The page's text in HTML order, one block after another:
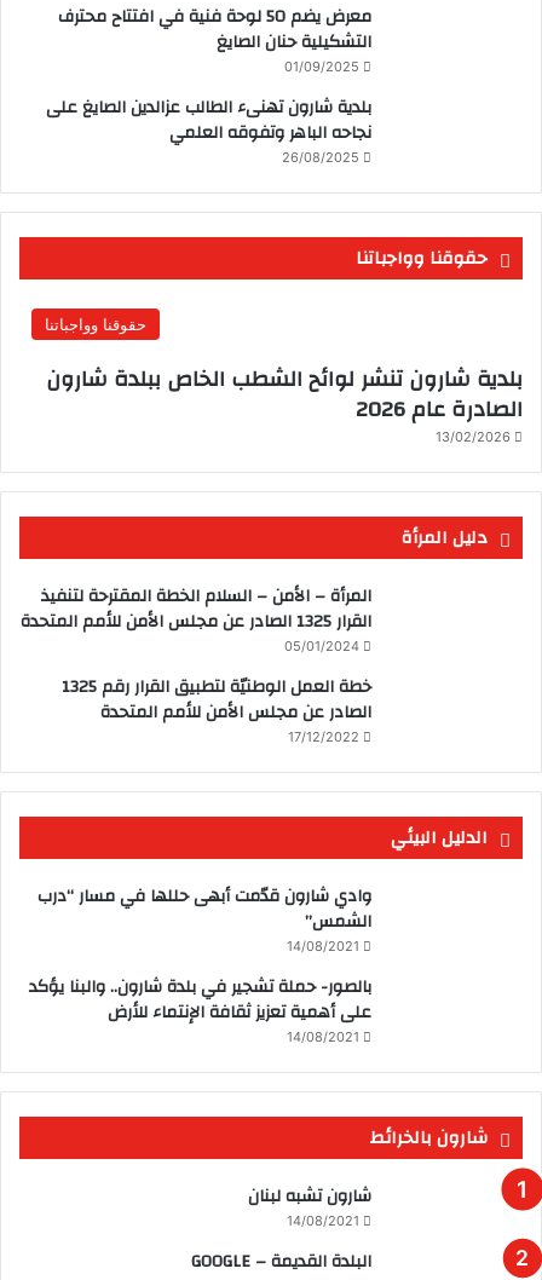
معرض يضم 50 لوحة فنية في افتتاح محترف
التشكيلية حنان الصايغ
01/09/2025
بلدية شارون تهنىء الطالب عزالدين الصايغ على
نجاحه الباهر وتفوقه العلمي
26/08/2025
حقوقنا وواجباتنا
حقوقنا وواجباتنا
بلدية شارون تنشر لوائح الشطب الخاص ببلدة شارون
الصادرة عام 2026
13/02/2026
دليل المرأة
المرأة – الأمن – السلام الخطة المقترحة لتنفيذ
القرار 1325 الصادر عن مجلس الأمن للأمم المتحدة
05/01/2024
خطة العمل الوطنيّة لتطبيق القرار رقم 1325
الصادر عن مجلس الأمن للأمم المتحدة
17/12/2022
الدليل البيئي
وادي شارون قدّمت أبهى حللها في مسار “درب
الشمس”
14/08/2021
بالصور- حملة تشجير في بلدة شارون.. والبنا يؤكد
على أهمية تعزيز ثقافة الإنتماء للأرض
14/08/2021
شارون بالخرائط
شارون تشبه لبنان
14/08/2021
البلدة القديمة – GOOGLE